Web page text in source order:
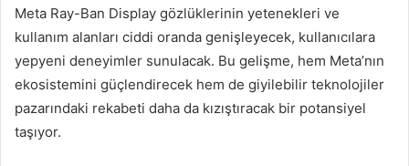
Meta Ray-Ban Display gözlüklerinin yetenekleri ve
kullanım alanları ciddi oranda genişleyecek, kullanıcılara
yepyeni deneyimler sunulacak. Bu gelişme, hem Meta’nın
ekosistemini güçlendirecek hem de giyilebilir teknolojiler
pazarındaki rekabeti daha da kızıştıracak bir potansiyel
taşıyor.